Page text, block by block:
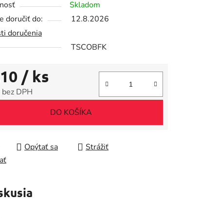
Skladom
doručiť do:
12.8.2026
doručenia
TSCOBFK
/ ks
DPH
DO KOŠÍKA
Opýtať sa
Strážiť